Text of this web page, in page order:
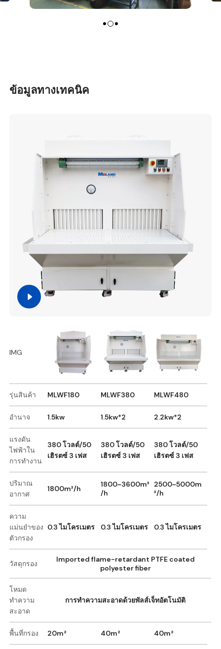
ข้อมูลทางเทคนิค
IMG
รุ่นสินค้า MLWF180 MLWF380 MLWF480
อำนาจ 1.5kw 1.5kw*2 2.2kw*2
แรงดัน
ไฟฟ้าใน
การทำงาน
380 โวลต์/50
เฮิรตซ์ 3 เฟส
380 โวลต์/50
เฮิรตซ์ 3 เฟส
380 โวลต์/50
เฮิรตซ์ 3 เฟส
ปริมาณ
อากาศ
1800m³/h
1800~3600m³
/h
2500~5000m
³/h
ความ
แม่นยำของ
ตัวกรอง
0.3 ไมโครเมตร 0.3 ไมโครเมตร 0.3 ไมโครเมตร
วัสดุกรอง
Imported flame-retardant PTFE coated
polyester fiber
โหมด
ทำความ
สะอาด
การทำความสะอาดด้วยพัลส์เจ็ทอัตโนมัติ
พื้นที่กรอง 20m² 40m² 40m²